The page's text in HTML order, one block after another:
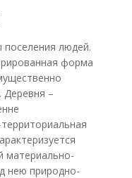
людей.
форма
Деревня –
материально-
нею природно-